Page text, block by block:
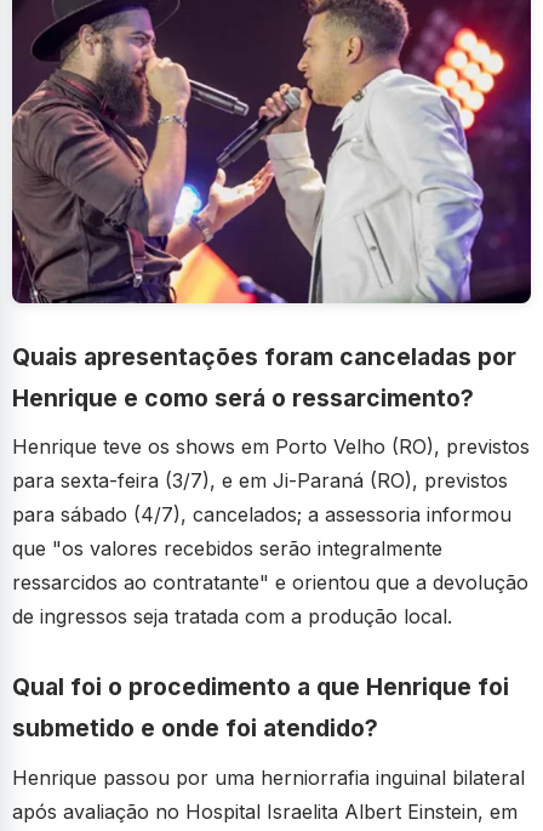
Quais apresentações foram canceladas por
Henrique e como será o ressarcimento?
Henrique teve os shows em Porto Velho (RO), previstos
para sexta-feira (3/7), e em Ji-Paraná (RO), previstos
para sábado (4/7), cancelados; a assessoria informou
que "os valores recebidos serão integralmente
ressarcidos ao contratante" e orientou que a devolução
de ingressos seja tratada com a produção local.
Qual foi o procedimento a que Henrique foi
submetido e onde foi atendido?
Henrique passou por uma herniorrafia inguinal bilateral
após avaliação no Hospital Israelita Albert Einstein, em